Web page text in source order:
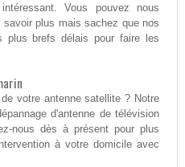
Vous pouvez nous
plus mais sachez que nos
plus brefs délais pour faire les
votre antenne satellite ? Notre
d'antenne de télévision
nous dès à présent pour plus
à votre domicile avec